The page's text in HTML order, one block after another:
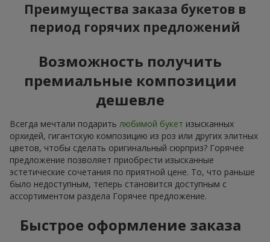
Преимущества заказа букетов в
период горячих предложений
Возможность получить
премиальные композиции
дешевле
Всегда мечтали подарить любимой букет изысканных
орхидей, гигантскую композицию из роз или других элитных
цветов, чтобы сделать оригинальный сюрприз? Горячее
предложение позволяет приобрести изысканные
эстетические сочетания по приятной цене. То, что раньше
было недоступным, теперь становится доступным с
ассортиментом раздела Горячее предложение.
Быстрое оформление заказа